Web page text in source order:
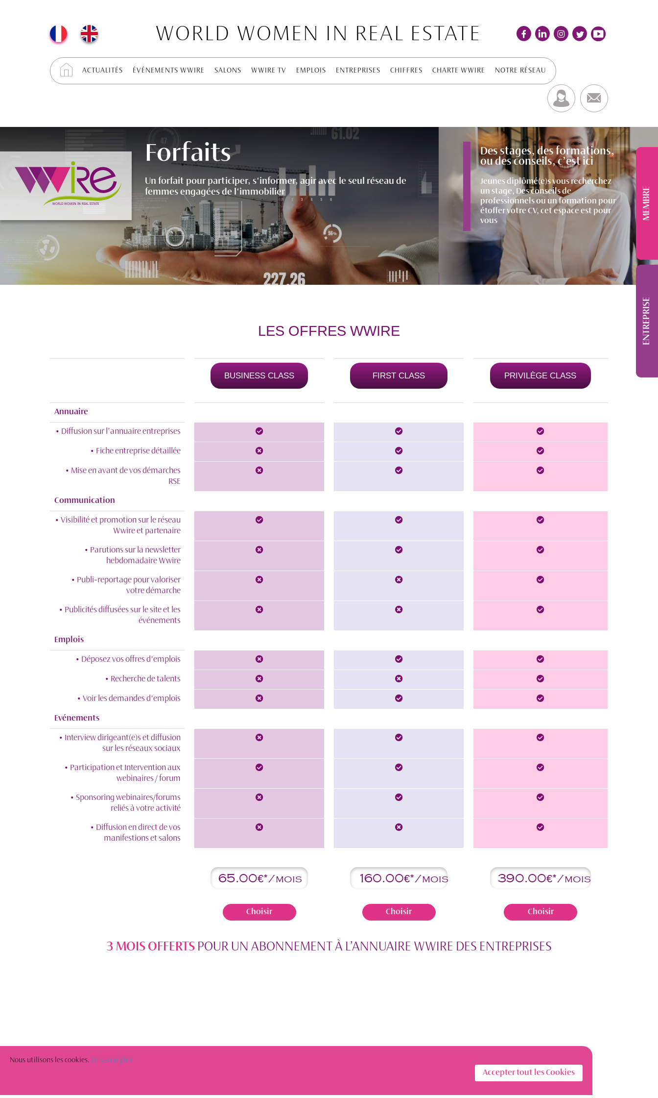
ENTREPRISE
MEMBRE
WORLD WOMEN IN REAL ESTATE
ACTUALITÉS ÉVÉNEMENTS WWIRE SALONS WWIRE TV EMPLOIS ENTREPRISES CHIFFRES CHARTE WWIRE NOTRE RÉSEAU
Forfaits
Un forfait pour participer, s'informer, agir avec le seul réseau de
femmes engagées de l'immobilier
Des stages, des formations,
ou des conseils, c’est ici
Jeunes diplômé(e)s vous recherchez
un stage, Des conseils de
professionnels ou un formation pour
étoffer votre CV, cet espace est pour
vous
LES OFFRES WWIRE
BUSINESS CLASS FIRST CLASS PRIVILÈGE CLASS
Annuaire
• Diffusion sur l’annuaire entreprises
• Fiche entreprise détaillée
• Mise en avant de vos démarches
RSE
Communication
• Visibilité et promotion sur le réseau
Wwire et partenaire
• Parutions sur la newsletter
hebdomadaire Wwire
• Publi-reportage pour valoriser
votre démarche
• Publicités diffusées sur le site et les
événements
Emplois
• Déposez vos offres d'emplois
• Recherche de talents
• Voir les demandes d'emplois
Evénements
• Interview dirigeant(e)s et diffusion
sur les réseaux sociaux
• Participation et Intervention aux
webinaires / forum
• Sponsoring webinaires/forums
reliés à votre activité
• Diffusion en direct de vos
manifestions et salons
65.00€*/mois
Choisir
160.00€*/mois
Choisir
390.00€*/mois
Choisir
3 MOIS OFFERTS POUR UN ABONNEMENT À L’ANNUAIRE WWIRE DES ENTREPRISES
Nous utilisons les cookies. En savoir plus
Accepter tout les Cookies